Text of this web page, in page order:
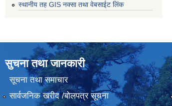
स्थानीय तह GIS नक्सा तथा वेबसाईट लिंक
सुचना तथा जानकारी
सूचना तथा समाचार
सार्वजनिक खरीद /बोलपत्र सूचना